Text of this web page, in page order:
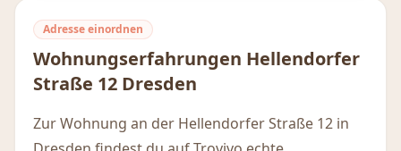
Adresse einordnen
Wohnungserfahrungen Hellendorfer
Straße 12 Dresden
Zur Wohnung an der Hellendorfer Straße 12 in